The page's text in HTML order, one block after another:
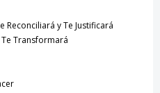
Reconciliará y Te Justificará
Te Transformará